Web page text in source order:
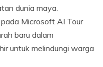
dunia maya.
Microsoft AI Tour
baru dalam
untuk melindungi warga